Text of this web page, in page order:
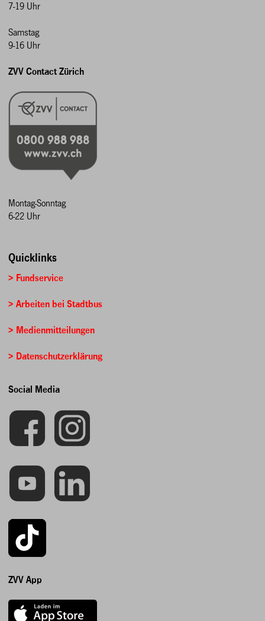
7-19 Uhr
Samstag
9-16 Uhr
ZVV Contact Zürich
Montag-Sonntag
6-22 Uhr
Quicklinks
> Fundservice
> Arbeiten bei Stadtbus
> Medienmitteilungen
> Datenschutzerklärung
Social Media
ZVV App